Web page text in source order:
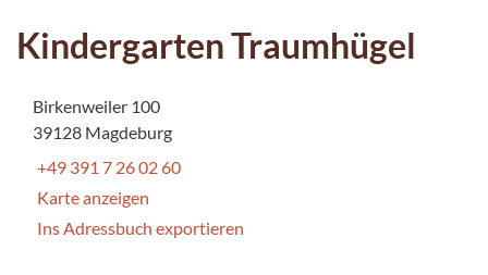
Kindergarten Traumhügel
Birkenweiler 100
39128 Magdeburg
+49 391 7 26 02 60
Karte anzeigen
Ins Adressbuch exportieren